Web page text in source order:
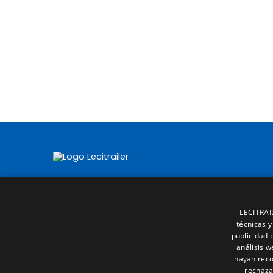
técnicas
publicidad
análisis
hayan